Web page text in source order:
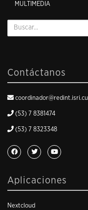
MULTIMEDIA
Contáctanos
coordinador@redint.isri.cu
(53) 7 8381474
(53) 7 8323348
Aplicaciones
Nextcloud